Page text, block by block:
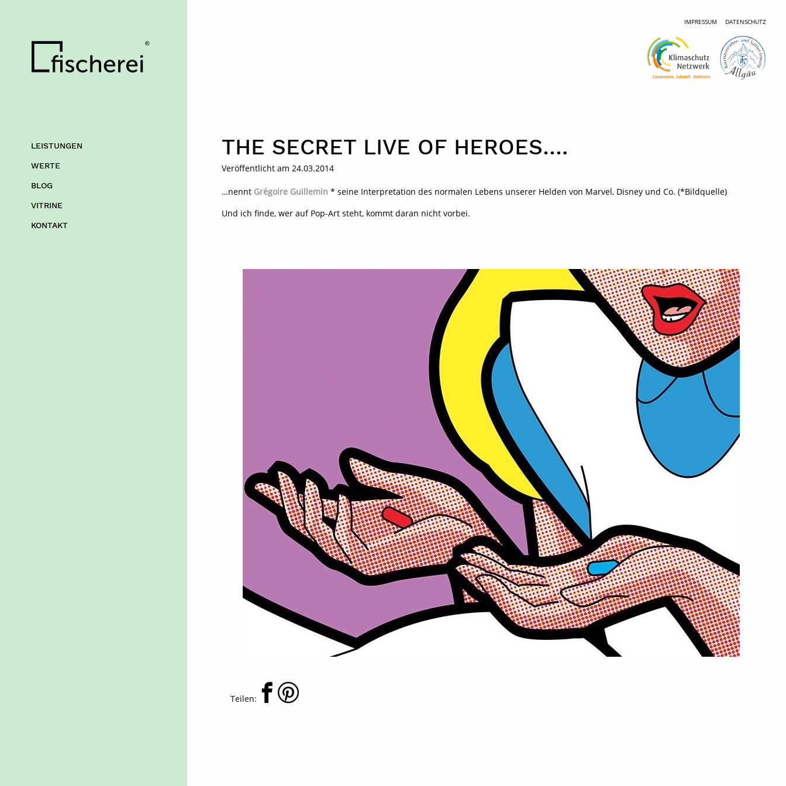
LEISTUNGEN
WERTE
BLOG
VITRINE
KONTAKT
IMPRESSUM DATENSCHUTZ
THE SECRET LIVE OF HEROES….
Veröffentlicht am 24.03.2014
…nennt Grégoire Guillemin * seine Interpretation des normalen Lebens unserer Helden von Marvel, Disney und Co. (*Bildquelle)
Und ich finde, wer auf Pop-Art steht, kommt daran nicht vorbei.
Teilen: